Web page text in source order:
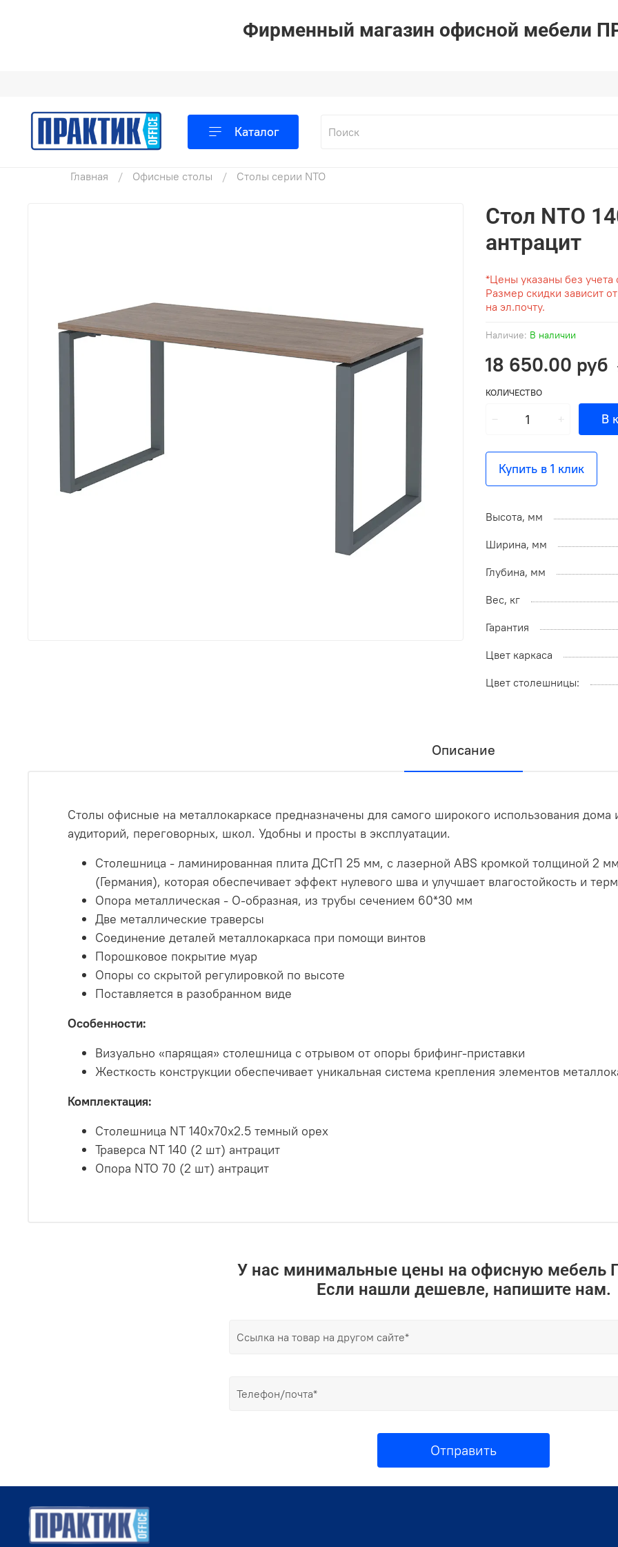
Фирменный магазин офисной мебели
Каталог
Главная Офисные столы Столы серии NTO
Наличие: В наличии
Стол NTO
антрацит
18 650.00 руб
КОЛИЧЕСТВО
В
Купить в 1 клик
*Цены указаны без учета
Размер скидки зависит
на эл.почту.
Высота, мм
Ширина, мм
Глубина, мм
Вес, кг
Гарантия
Цвет каркаса
Цвет столешницы:
Описание
Столы офисные на металлокаркасе предназначены для самого широкого использования дома
аудиторий, переговорных, школ. Удобны и просты в эксплуатации.
Столешница - ламинированная плита ДСтП 25 мм, с лазерной ABS кромкой толщиной 2
(Германия), которая обеспечивает эффект нулевого шва и улучшает влагостойкость и
Опора металлическая - О-образная, из трубы сечением 60*30 мм
Две металлические траверсы
Соединение деталей металлокаркаса при помощи винтов
Порошковое покрытие муар
Опоры со скрытой регулировкой по высоте
Поставляется в разобранном виде
Особенности:
Визуально «парящая» столешница с отрывом от опоры брифинг-приставки
Жесткость конструкции обеспечивает уникальная система крепления элементов
Комплектация:
Столешница NT 140х70х2.5 темный орех
Траверса NT 140 (2 шт) антрацит
Опора NTO 70 (2 шт) антрацит
У нас минимальные цены на офисную мебель
Если нашли дешевле, напишите нам.
Отправить